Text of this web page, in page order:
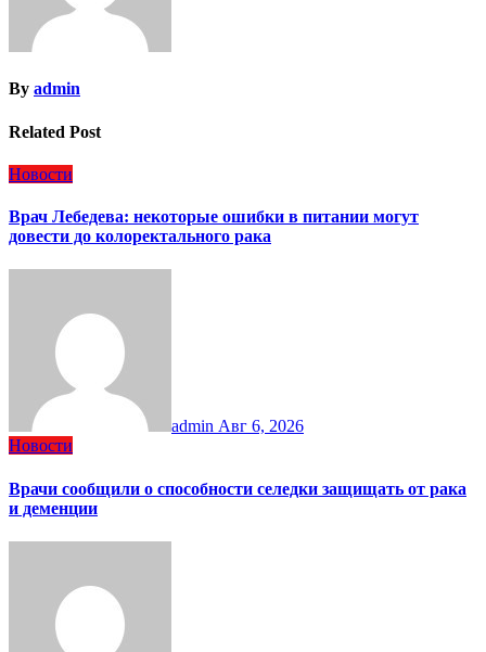
By admin
Related Post
Новости
Врач Лебедева: некоторые ошибки в питании могут
довести до колоректального рака
admin Авг 6, 2026
Новости
Врачи сообщили о способности селедки защищать от рака
и деменции